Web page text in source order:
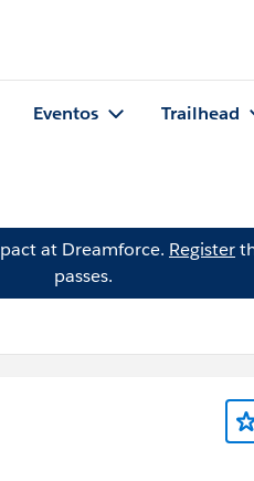
Eventos Trailhead
at Dreamforce. Register
passes.